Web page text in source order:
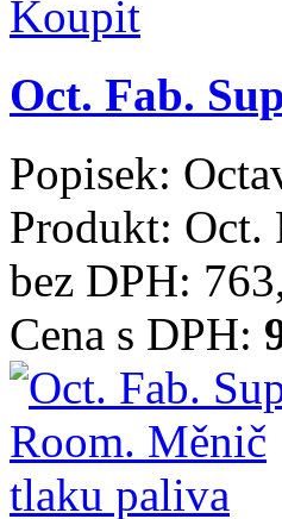
Koupit
Oct. Fab.
Popisek:
Produkt: Oct.
bez DPH:
Cena s DPH: